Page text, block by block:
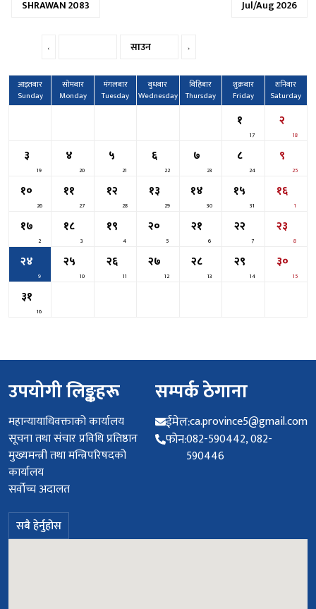
SHRAWAN 2083 Jul/Aug 2026
आइतबार
Sunday
सोमबार
Monday
मंगलबार
Tuesday
बुधबार
Wednesday
बिहिबार
Thursday
शुक्रबार
Friday
शनिबार
Saturday
१
17
२
18
३
19
४
20
५
21
६
22
७
23
८
24
९
25
१०
26
११
27
१२
28
१३
29
१४
30
१५
31
१६
1
१७
2
१८
3
१९
4
२०
5
२१
6
२२
7
२३
8
२४
9
२५
10
२६
11
२७
12
२८
13
२९
14
३०
15
३१
16
उपयोगी लिङ्कहरू
महान्यायाधिवक्ताको कार्यालय
सूचना तथा संचार प्रविधि प्रतिष्ठान
मुख्यमन्त्री तथा मन्त्रिपरिषदको
कार्यालय
सर्वोच्च अदालत
सबै हेर्नुहोस
सम्पर्क ठेगाना
ईमेल:ca.province5@gmail.com
फोन:082-590442, 082-
590446